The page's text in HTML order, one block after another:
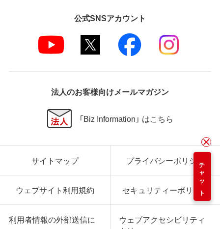
チャット
公式SNSアカウント
法人のお客様向けメールマガジン
「Biz Information」 はこちら
サイトマップ プライバシーポリシー
ウェブサイト利用規約 セキュリティーポリシー
利用者情報の外部送信に
ウェブアクセシビリティ